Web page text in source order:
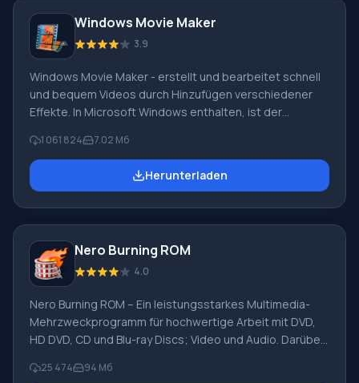
Alle Übersetzer
Windows Movie Maker
3.9
Windows Movie Maker - erstellt und bearbeitet schnell
und bequem Videos durch Hinzufügen verschiedener
Effekte. In Microsoft Windows enthalten, ist der
Windows Live-Softwarepakets von Microsoft.
Funktionen von Windows Movie Maker: Video von
verschiedenen Quellen aufnehmen (Camcorder,
hinzufügen, verwenden zwischen
1 061 824 7.02 Мб
Herunterladen
Nero Burning ROM
4.0
Nero Burning ROM – Ein leistungsstarkes Multimedia-
Mehrzweckprogramm für hochwertige Arbeit mit DVD,
HD DVD, CD und Blu-ray Discs; Video und Audio. Darüber
Disc-Cover-Layouts und Unterstützung für virtuelle
25 474 94 Мб